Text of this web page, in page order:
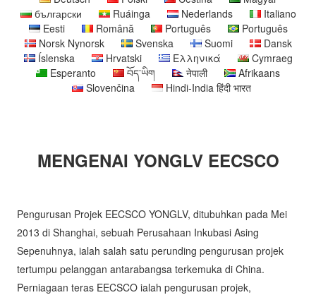
български
Ruáinga Nederlands
Italiano
Eesti
Română Português
Português
Norsk Nynorsk
Svenska Suomi
Dansk
Íslenska
Hrvatski Ελληνικά
Cymraeg
Esperanto
བོད་ཡིག नेपाली
Afrikaans
Slovenčina
Hindi-India हिंदी भारत
MENGENAI YONGLV EECSCO
Pengurusan Projek EECSCO YONGLV, ditubuhkan pada Mei
2013 di Shanghai, sebuah Perusahaan Inkubasi Asing
Sepenuhnya, ialah salah satu perunding pengurusan projek
tertumpu pelanggan antarabangsa terkemuka di China.
Perniagaan teras EECSCO ialah pengurusan projek,